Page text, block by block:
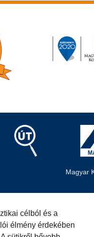
Magyar
célból és a
élmény érdekében